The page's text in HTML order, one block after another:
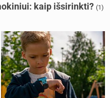
kaip išsirinkti? (1)